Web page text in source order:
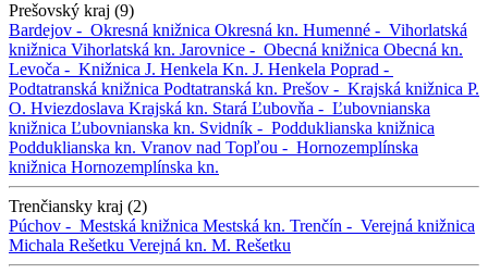
Prešovský kraj (9)
Bardejov - Okresná knižnica Okresná kn. Humenné - Vihorlatská
knižnica Vihorlatská kn. Jarovnice - Obecná knižnica Obecná kn.
Levoča - Knižnica J. Henkela Kn. J. Henkela Poprad -
Podtatranská knižnica Podtatranská kn. Prešov - Krajská knižnica P.
O. Hviezdoslava Krajská kn. Stará Ľubovňa - Ľubovnianska
knižnica Ľubovnianska kn. Svidník - Podduklianska knižnica
Podduklianska kn. Vranov nad Topľou - Hornozemplínska
knižnica Hornozemplínska kn.
Trenčiansky kraj (2)
Púchov - Mestská knižnica Mestská kn. Trenčín - Verejná knižnica
Michala Rešetku Verejná kn. M. Rešetku